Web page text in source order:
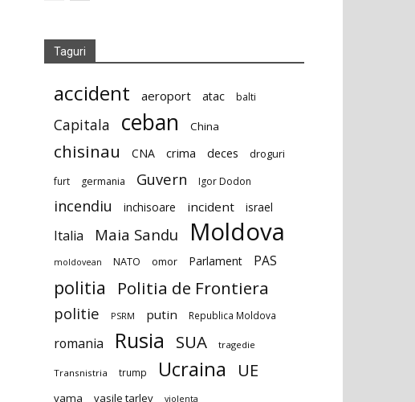
Taguri
accident aeroport atac balti
Capitala ceban China
chisinau CNA crima deces droguri
furt germania Guvern Igor Dodon
incendiu inchisoare incident israel
Italia Maia Sandu Moldova
moldovean NATO omor Parlament PAS
politia Politia de Frontiera
politie PSRM putin Republica Moldova
romania Rusia SUA tragedie
Transnistria trump Ucraina UE
vama vasile tarlev violenta